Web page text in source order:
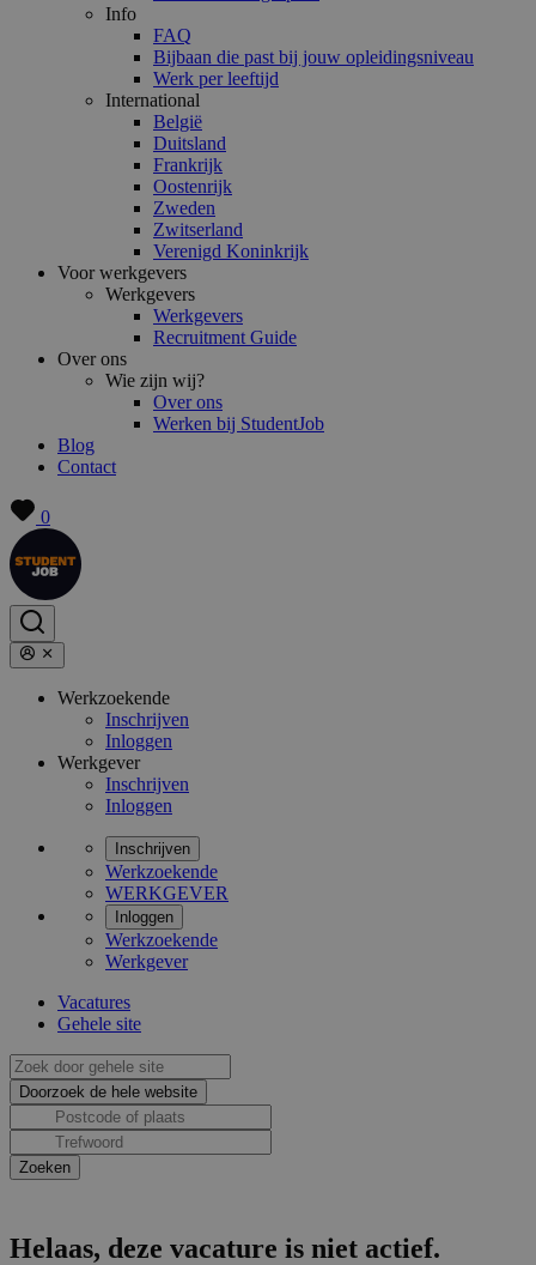
Info
FAQ
Bijbaan die past bij jouw opleidingsniveau
Werk per leeftijd
International
België
Duitsland
Frankrijk
Oostenrijk
Zweden
Zwitserland
Verenigd Koninkrijk
Voor werkgevers
Werkgevers
Werkgevers
Recruitment Guide
Over ons
Wie zijn wij?
Over ons
Werken bij StudentJob
Blog
Contact
0
Werkzoekende
Inschrijven
Inloggen
Werkgever
Inschrijven
Inloggen
Inschrijven
Werkzoekende
WERKGEVER
Inloggen
Werkzoekende
Werkgever
Vacatures
Gehele site
Helaas, deze vacature is niet actief.